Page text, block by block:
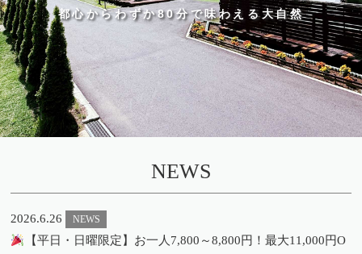
都心からわずか80分で味わえる大自然
NEWS
2026.6.26 NEWS
【平日・日曜限定】お一人7,800～8,800円！最大11,000円O